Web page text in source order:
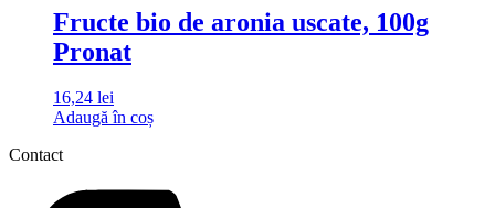
Fructe bio de aronia uscate, 100g
Pronat
16,24 lei
Adaugă în coș
Contact